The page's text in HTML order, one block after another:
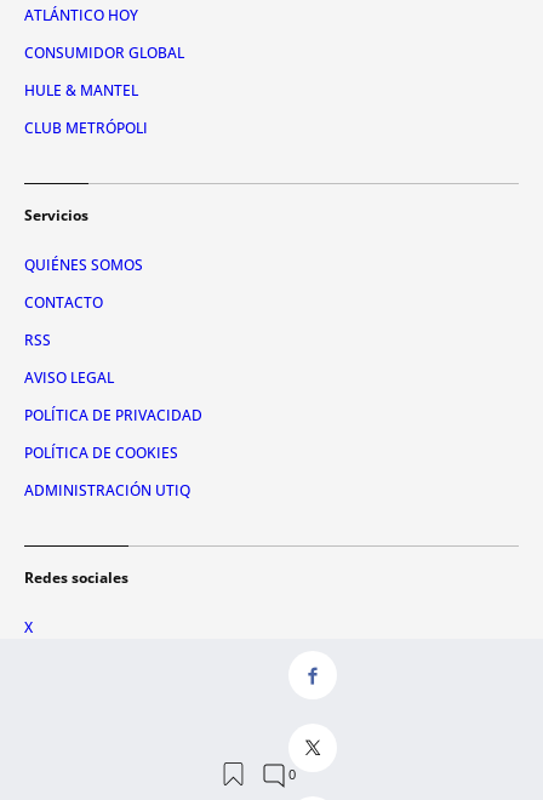
ATLÁNTICO HOY
CONSUMIDOR GLOBAL
HULE & MANTEL
CLUB METRÓPOLI
Servicios
QUIÉNES SOMOS
CONTACTO
RSS
AVISO LEGAL
POLÍTICA DE PRIVACIDAD
POLÍTICA DE COOKIES
ADMINISTRACIÓN UTIQ
Redes sociales
X